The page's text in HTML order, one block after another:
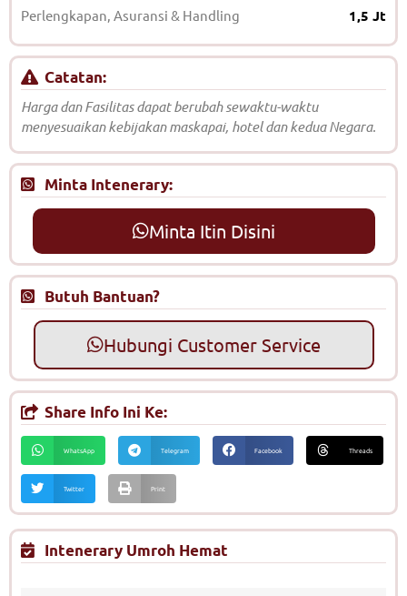
Perlengkapan, Asuransi & Handling 1,5 Jt
Catatan:
Harga dan Fasilitas dapat berubah sewaktu-waktu
menyesuaikan kebijakan maskapai, hotel dan kedua Negara.
Minta Intenerary:
Minta Itin Disini
Butuh Bantuan?
Hubungi Customer Service
Share Info Ini Ke:
WhatsApp Telegram Facebook Threads
Twitter Print
Intenerary Umroh Hemat